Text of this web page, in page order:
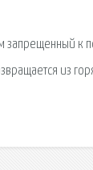
к
из